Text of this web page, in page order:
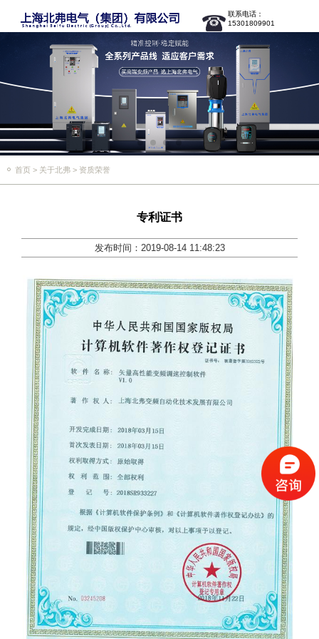
联系电话：
15301809901
首页 > 关于北弗 > 资质荣誉
专利证书
发布时间：2019-08-14 11:48:23